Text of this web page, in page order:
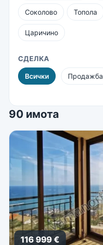
Соколово Топола
Царичино
СДЕЛКА
Всички Продажба
90 имота
116 999 €